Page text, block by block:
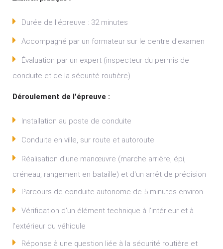
Durée de l'épreuve : 32 minutes
Accompagné par un formateur sur le centre d'examen
Évaluation par un expert (inspecteur du permis de
conduite et de la sécurité routière)
Déroulement de l'épreuve :
Installation au poste de conduite
Conduite en ville, sur route et autoroute
Réalisation d'une manœuvre (marche arrière, épi,
créneau, rangement en bataille) et d'un arrêt de précision
Parcours de conduite autonome de 5 minutes environ
Vérification d'un élément technique à l'intérieur et à
l'extérieur du véhicule
Réponse à une question liée à la sécurité routière et